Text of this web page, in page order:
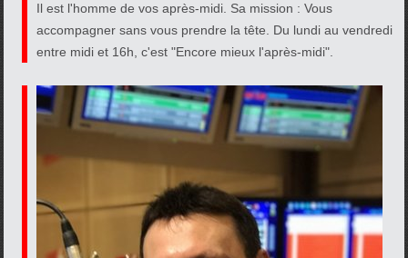
Il est l'homme de vos après-midi. Sa mission : Vous
accompagner sans vous prendre la tête. Du lundi au vendredi
entre midi et 16h, c'est "Encore mieux l'après-midi".